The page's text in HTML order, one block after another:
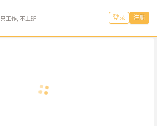
只工作, 不上班 登录 注册